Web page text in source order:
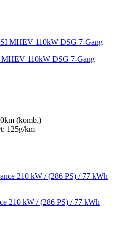
110kW DSG 7-Gang
(komb.)
125g/km
210 kW / (286 PS) / 77 kWh